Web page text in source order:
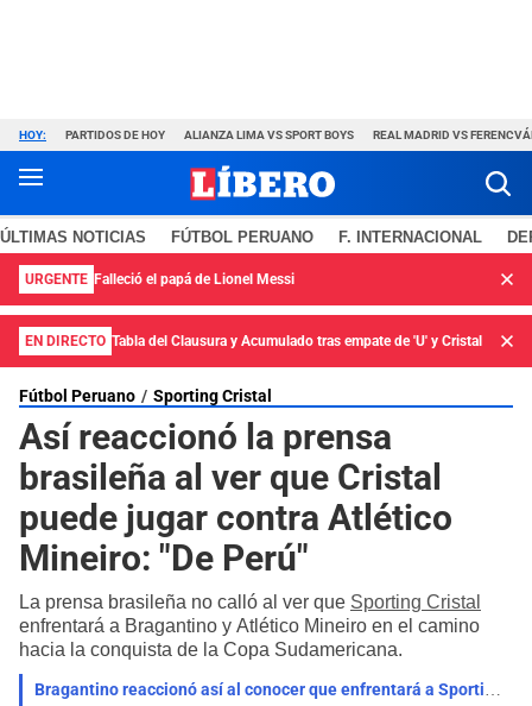
HOY: PARTIDOS DE HOY ALIANZA LIMA VS SPORT BOYS REAL MADRID VS
ÚLTIMAS NOTICIAS FÚTBOL PERUANO F. INTERNACIONAL
URGENTE Falleció el papá de Lionel Messi
EN DIRECTO Tabla del Clausura y Acumulado tras empate de 'U' y Cristal
Fútbol Peruano Sporting Cristal
Así reaccionó la prensa
brasileña al ver que Cristal
puede jugar contra Atlético
Mineiro: "De Perú"
La prensa brasileña no calló al ver que Sporting Cristal
enfrentará a Bragantino y Atlético Mineiro en el camino
hacia la conquista de la Copa Sudamericana.
Bragantino reaccionó así al conocer que enfrentará a Sporting Cristal por Copa Sudamericana